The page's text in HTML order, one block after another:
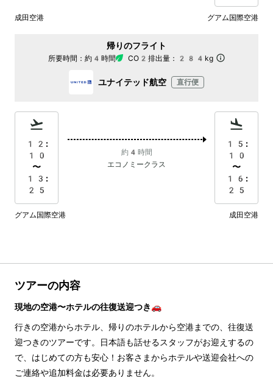
成田空港 グアム国際空港
帰りのフライト
所要時間： 約4時間 CO2排出量： 284kg
ユナイテッド航空 直行便
12:
10
〜
13:
25
約4時間
エコノミークラス
15:
10
〜
16:
25
グアム国際空港 成田空港
ツアーの内容
現地の空港〜ホテルの往復送迎つき🚗
行きの空港からホテル、帰りのホテルから空港までの、往復送
迎つきのツアーです。日本語も話せるスタッフがお迎えするの
で、はじめての方も安心！お客さまからホテルや送迎会社への
ご連絡や追加料金は必要ありません。